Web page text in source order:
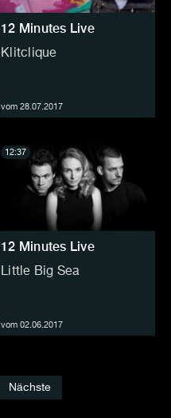
12 Minutes Live
Klitclique
vom 28.07.2017
12 Minutes Live
Little Big Sea
vom 02.06.2017
12:37
Nächste